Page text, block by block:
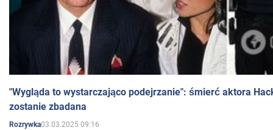
"Wygląda to wystarczająco podejrzanie": śmierć aktora
zostanie zbadana
Rozrywka03.03.2025 09:16